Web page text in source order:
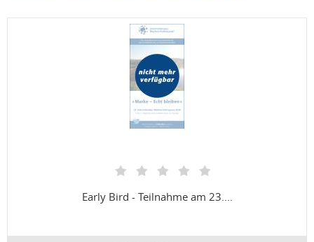
Early Bird - Teilnahme am 23....